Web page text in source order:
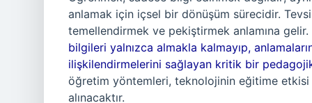
anlamak için içsel bir dönüşüm sürecidir.
temellendirmek ve pekiştirmek anlamına gelir.
bilgileri yalnızca almakla kalmayıp,
ilişkilendirmelerini sağlayan kritik bir
öğretim yöntemleri, teknolojinin eğitime
alınacaktır.